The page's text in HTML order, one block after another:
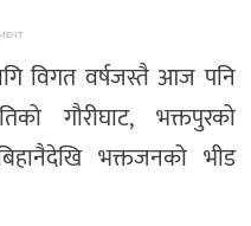
विगत वर्षजस्तै आज पनि
गौरीघाट, भक्तपुरको
भक्तजनको भीड